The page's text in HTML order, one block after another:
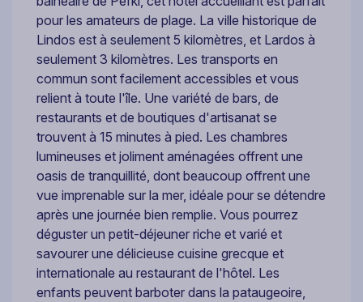
pour les amateurs de plage. La ville historique de
Lindos est à seulement 5 kilomètres, et Lardos à
seulement 3 kilomètres. Les transports en
commun sont facilement accessibles et vous
relient à toute l'île. Une variété de bars, de
restaurants et de boutiques d'artisanat se
trouvent à 15 minutes à pied. Les chambres
lumineuses et joliment aménagées offrent une
oasis de tranquillité, dont beaucoup offrent une
vue imprenable sur la mer, idéale pour se détendre
après une journée bien remplie. Vous pourrez
déguster un petit-déjeuner riche et varié et
savourer une délicieuse cuisine grecque et
internationale au restaurant de l'hôtel. Les
enfants peuvent barboter dans la pataugeoire,